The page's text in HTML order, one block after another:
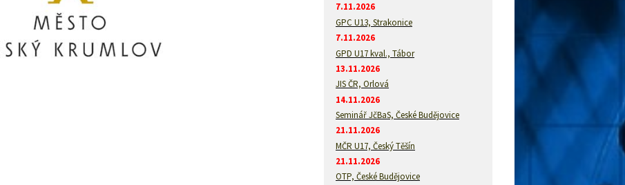
7.11.2026
GPC U13, Strakonice
7.11.2026
GPD U17 kval., Tábor
13.11.2026
JIS ČR, Orlová
14.11.2026
Seminář JčBaS, České Budějovice
21.11.2026
MČR U17, Český Těšín
21.11.2026
OTP, České Budějovice